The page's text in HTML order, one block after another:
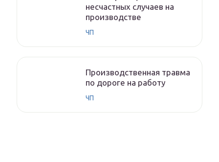
несчастных случаев на
производстве
ЧП
Производственная травма
по дороге на работу
ЧП